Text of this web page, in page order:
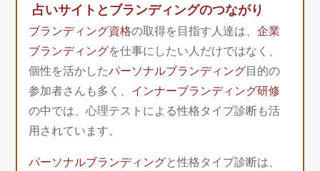
占いサイトとブランディングのつながり
ブランディング資格の取得を目指す人達は、企業
ブランディングを仕事にしたい人だけではなく、
個性を活かしたパーソナルブランディング目的の
参加者さんも多く、 インナーブランディング研修
の中では、心理テストによる性格タイプ診断も活
用されています。
パーソナルブランディングと性格タイプ診断は、